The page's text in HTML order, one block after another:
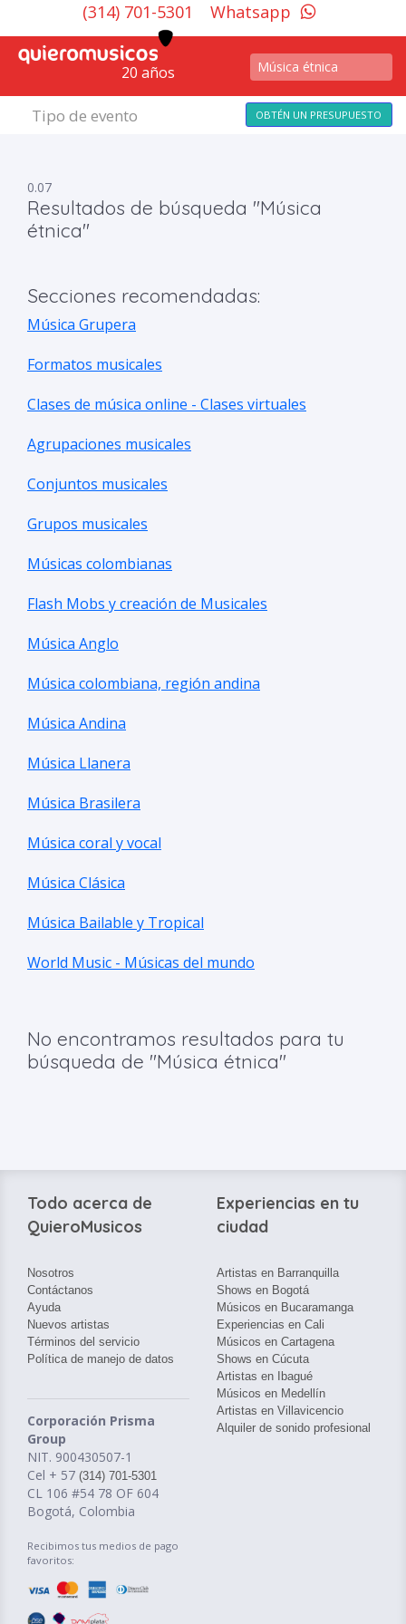
(314) 701-5301 Whatsapp
20 años
Tipo de evento OBTÉN UN PRESUPUESTO
0.07
Resultados de búsqueda "Música
étnica"
Secciones recomendadas:
Música Grupera
Formatos musicales
Clases de música online - Clases virtuales
Agrupaciones musicales
Conjuntos musicales
Grupos musicales
Músicas colombianas
Flash Mobs y creación de Musicales
Música Anglo
Música colombiana, región andina
Música Andina
Música Llanera
Música Brasilera
Música coral y vocal
Música Clásica
Música Bailable y Tropical
World Music - Músicas del mundo
No encontramos resultados para tu
búsqueda de "Música étnica"
Todo acerca de
QuieroMusicos
Nosotros
Contáctanos
Ayuda
Nuevos artistas
Términos del servicio
Política de manejo de datos
Corporación Prisma
Group
NIT. 900430507-1
Cel + 57 (314) 701-5301
CL 106 #54 78 OF 604
Bogotá, Colombia
Recibimos tus medios de pago
favoritos:
Experiencias en tu
ciudad
Artistas en Barranquilla
Shows en Bogotá
Músicos en Bucaramanga
Experiencias en Cali
Músicos en Cartagena
Shows en Cúcuta
Artistas en Ibagué
Músicos en Medellín
Artistas en Villavicencio
Alquiler de sonido profesional